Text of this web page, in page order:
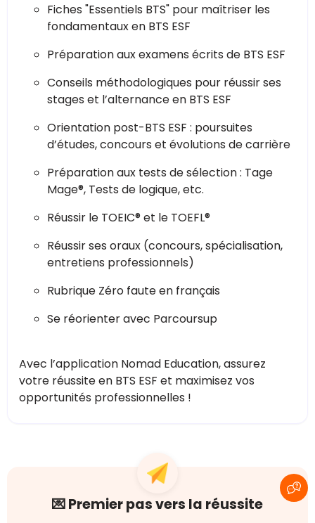
Fiches "Essentiels BTS" pour maîtriser les
fondamentaux en BTS ESF
Préparation aux examens écrits de BTS ESF
Conseils méthodologiques pour réussir ses
stages et l’alternance en BTS ESF
Orientation post-BTS ESF : poursuites
d’études, concours et évolutions de carrière
Préparation aux tests de sélection : Tage
Mage®, Tests de logique, etc.
Réussir le TOEIC® et le TOEFL®
Réussir ses oraux (concours, spécialisation,
entretiens professionnels)
Rubrique Zéro faute en français
Se réorienter avec Parcoursup
Avec l’application Nomad Education, assurez
votre réussite en BTS ESF et maximisez vos
opportunités professionnelles !
💌 Premier pas vers la réussite